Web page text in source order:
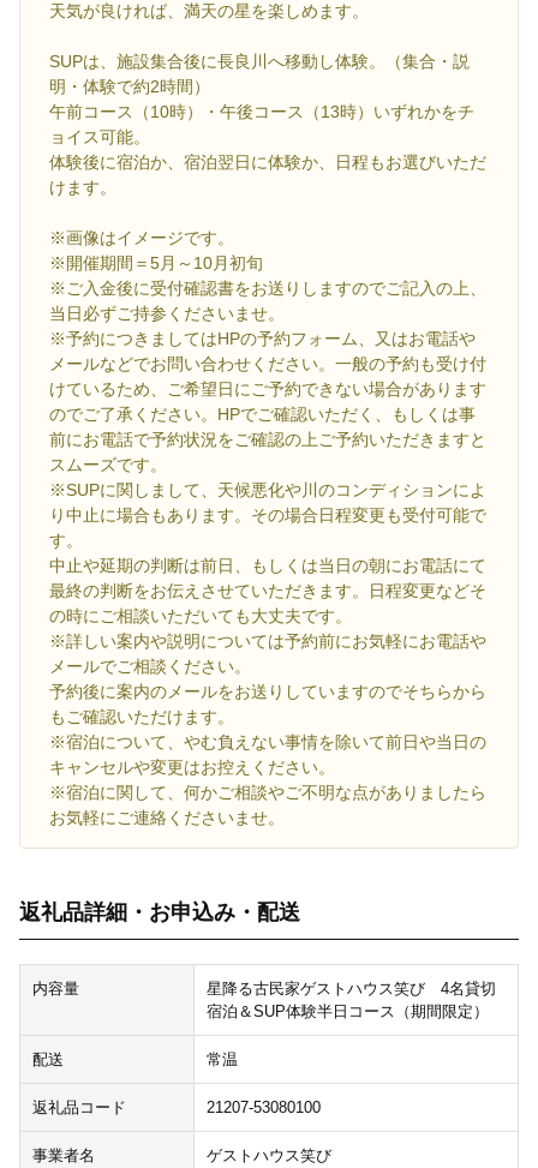
天気が良ければ、満天の星を楽しめます。
SUPは、施設集合後に長良川へ移動し体験。（集合・説
明・体験で約2時間）
午前コース（10時）・午後コース（13時）いずれかをチ
ョイス可能。
体験後に宿泊か、宿泊翌日に体験か、日程もお選びいただ
けます。
※画像はイメージです。
※開催期間＝5月～10月初旬
※ご入金後に受付確認書をお送りしますのでご記入の上、
当日必ずご持参くださいませ。
※予約につきましてはHPの予約フォーム、又はお電話や
メールなどでお問い合わせください。一般の予約も受け付
けているため、ご希望日にご予約できない場合があります
のでご了承ください。HPでご確認いただく、もしくは事
前にお電話で予約状況をご確認の上ご予約いただきますと
スムーズです。
※SUPに関しまして、天候悪化や川のコンディションによ
り中止に場合もあります。その場合日程変更も受付可能で
す。
中止や延期の判断は前日、もしくは当日の朝にお電話にて
最終の判断をお伝えさせていただきます。日程変更などそ
の時にご相談いただいても大丈夫です。
※詳しい案内や説明については予約前にお気軽にお電話や
メールでご相談ください。
予約後に案内のメールをお送りしていますのでそちらから
もご確認いただけます。
※宿泊について、やむ負えない事情を除いて前日や当日の
キャンセルや変更はお控えください。
※宿泊に関して、何かご相談やご不明な点がありましたら
お気軽にご連絡くださいませ。
返礼品詳細・お申込み・配送
内容量
星降る古民家ゲストハウス笑び 4名貸切
宿泊＆SUP体験半日コース（期間限定）
配送 常温
返礼品コード 21207-53080100
事業者名 ゲストハウス笑び